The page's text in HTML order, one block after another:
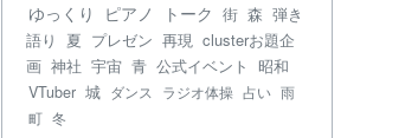
ゆっくり
ピアノ トーク 街 森 弾き
語り
夏 プレゼン 再現 clusterお題企
画 神社 宇宙 青 公式イベント 昭和
VTuber 城 ダンス ラジオ体操 占い 雨
町 冬